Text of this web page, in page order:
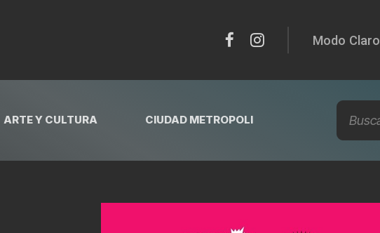
Modo Claro
ARTE Y CULTURA CIUDAD METROPOLI